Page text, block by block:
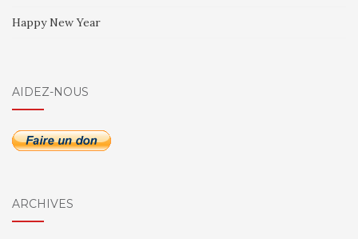
Happy New Year
AIDEZ-NOUS
ARCHIVES